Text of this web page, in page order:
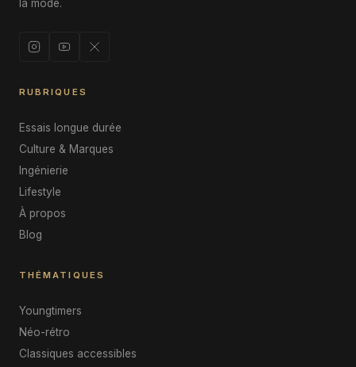
la mode.
RUBRIQUES
Essais longue durée
Culture & Marques
Ingénierie
Lifestyle
À propos
Blog
THÉMATIQUES
Youngtimers
Néo-rétro
Classiques accessibles